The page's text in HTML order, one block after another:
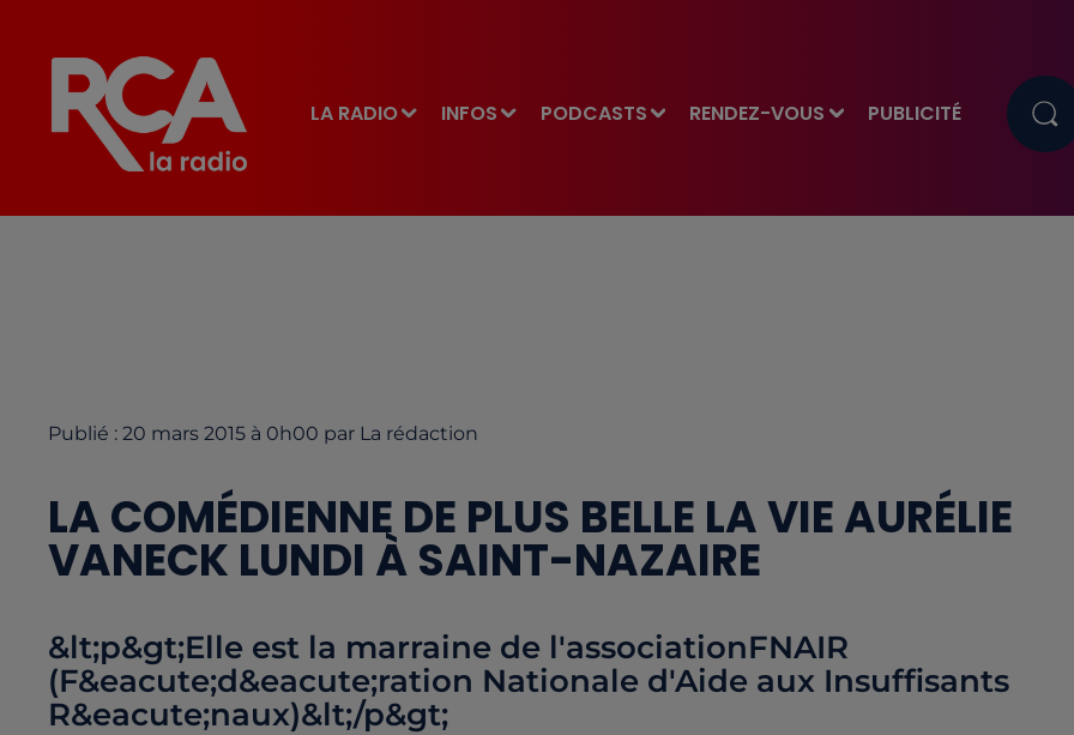
LA RADIO INFOS PODCASTS RENDEZ-VOUS PUBLICITÉ
Publié : 20 mars 2015 à 0h00 par La rédaction
LA COMÉDIENNE DE PLUS BELLE LA VIE AURÉLIE
VANECK LUNDI À SAINT-NAZAIRE
&lt;p&gt;Elle est la marraine de l'associationFNAIR
(F&eacute;d&eacute;ration Nationale d'Aide aux Insuffisants
R&eacute;naux)&lt;/p&gt;